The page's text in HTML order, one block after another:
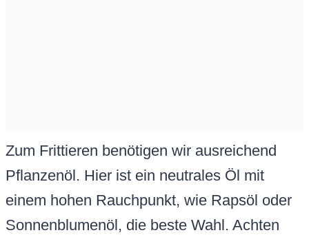
Zum Frittieren benötigen wir ausreichend
Pflanzenöl. Hier ist ein neutrales Öl mit
einem hohen Rauchpunkt, wie Rapsöl oder
Sonnenblumenöl, die beste Wahl. Achten